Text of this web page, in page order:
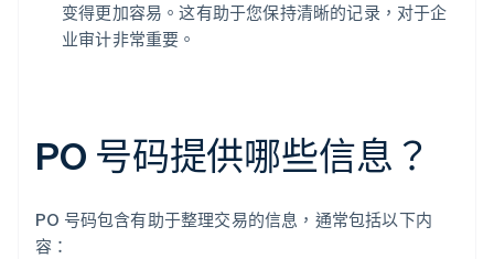
变得更加容易。这有助于您保持清晰的记录，对于企
业审计非常重要。
PO 号码提供哪些信息？
PO 号码包含有助于整理交易的信息，通常包括以下内
容：